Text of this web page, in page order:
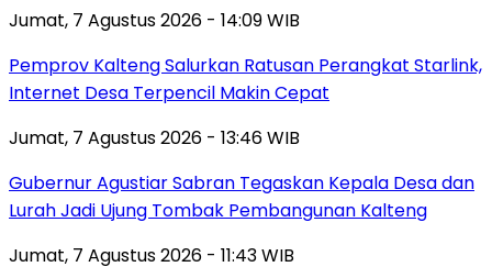
Jumat, 7 Agustus 2026 - 14:09 WIB
Pemprov Kalteng Salurkan Ratusan Perangkat Starlink,
Internet Desa Terpencil Makin Cepat
Jumat, 7 Agustus 2026 - 13:46 WIB
Gubernur Agustiar Sabran Tegaskan Kepala Desa dan
Lurah Jadi Ujung Tombak Pembangunan Kalteng
Jumat, 7 Agustus 2026 - 11:43 WIB